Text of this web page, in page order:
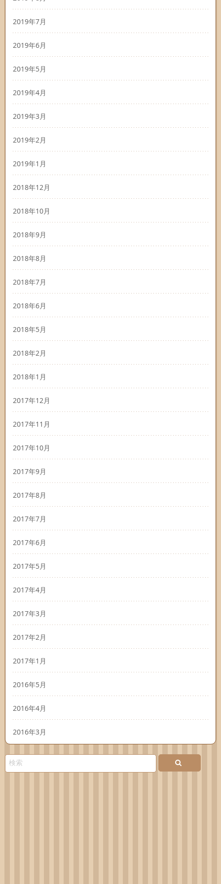
2019年7月
2019年6月
2019年5月
2019年4月
2019年3月
2019年2月
2019年1月
2018年12月
2018年10月
2018年9月
2018年8月
2018年7月
2018年6月
2018年5月
2018年2月
2018年1月
2017年12月
2017年11月
2017年10月
2017年9月
2017年8月
2017年7月
2017年6月
2017年5月
2017年4月
2017年3月
2017年2月
2017年1月
2016年5月
2016年4月
2016年3月